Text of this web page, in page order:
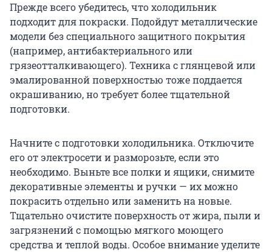
Прежде всего убедитесь, что холодильник
подходит для покраски. Подойдут металлические
модели без специального защитного покрытия
(например, антибактериального или
грязеотталкивающего). Техника с глянцевой или
эмалированной поверхностью тоже поддается
окрашиванию, но требует более тщательной
подготовки.
Начните с подготовки холодильника. Отключите
его от электросети и разморозьте, если это
необходимо. Выньте все полки и ящики, снимите
декоративные элементы и ручки — их можно
покрасить отдельно или заменить на новые.
Тщательно очистите поверхность от жира, пыли и
загрязнений с помощью мягкого моющего
средства и теплой воды. Особое внимание уделите